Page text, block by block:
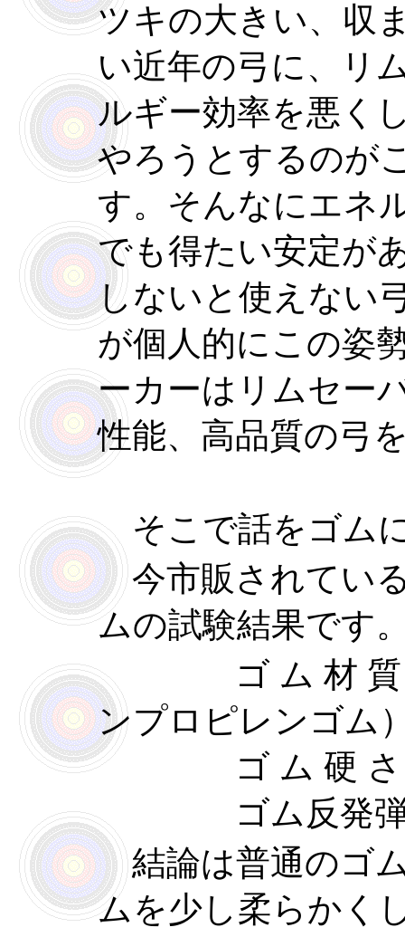
ツキの大きい、収
い近年の弓に、リ
ルギー効率を悪く
やろうとするのが
す。そんなにエネ
でも得たい安定が
しないと使えない
が個人的にこの姿
ーカーはリムセー
性能、高品質の弓
そこで話をゴム
今市販されてい
ムの試験結果です
ゴ ム 材 質
ンプロピレンゴム
ゴ ム 硬 さ
ゴム反発弾性
結論は普通のゴ
ムを少し柔らかく